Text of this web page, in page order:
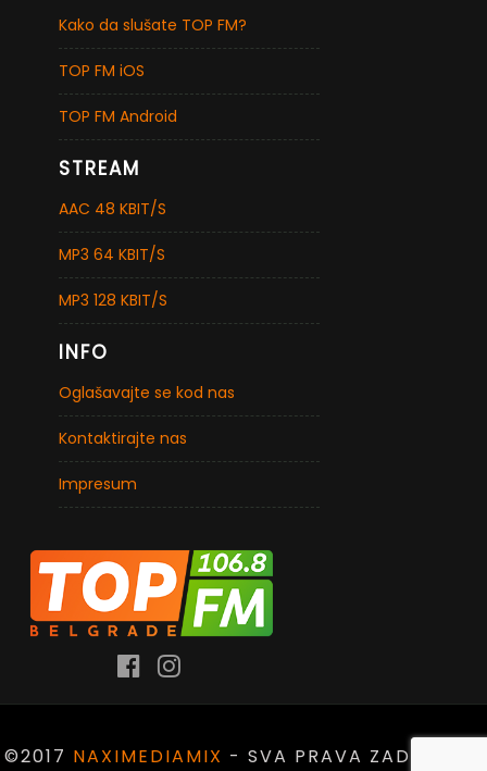
Kako da slušate TOP FM?
TOP FM iOS
TOP FM Android
STREAM
AAC 48 KBIT/S
MP3 64 KBIT/S
MP3 128 KBIT/S
INFO
Oglašavajte se kod nas
Kontaktirajte nas
Impresum
©2017 NAXIMEDIAMIX - SVA PRAVA ZADRŽANA.